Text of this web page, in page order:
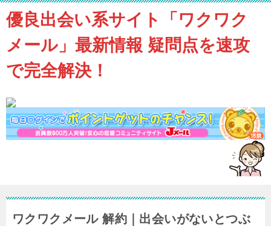
優良出会い系サイト「ワクワク
メール」最新情報 疑問点を速攻
で完全解決！
ワクワクメール 解約｜出会いがないとつぶ